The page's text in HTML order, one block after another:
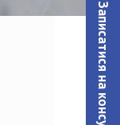
Записатися на консультацiю